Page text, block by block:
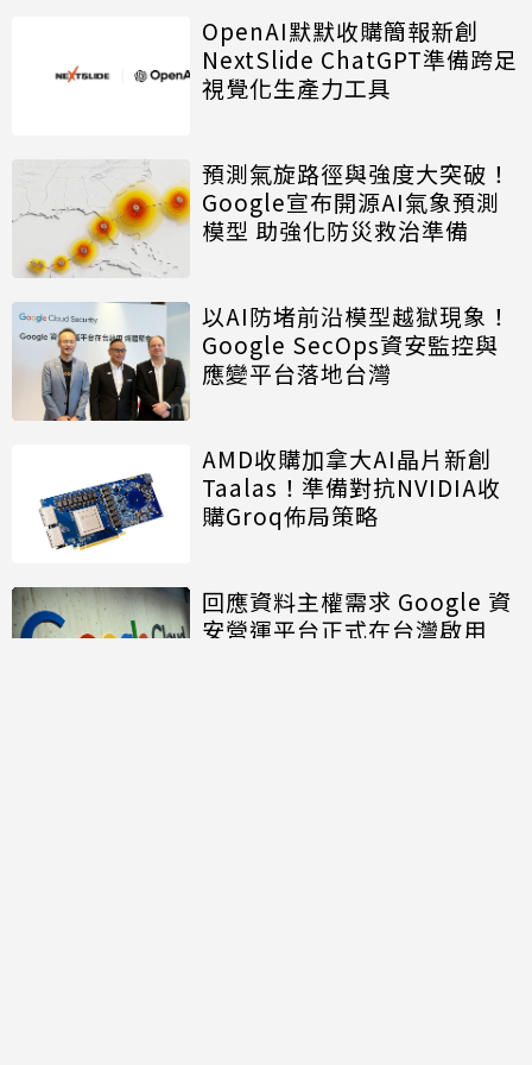
OpenAI默默收購簡報新創
NextSlide ChatGPT準備跨足
視覺化生產力工具
預測氣旋路徑與強度大突破！
Google宣布開源AI氣象預測
模型 助強化防災救治準備
以AI防堵前沿模型越獄現象！
Google SecOps資安監控與
應變平台落地台灣
AMD收購加拿大AI晶片新創
Taalas！準備對抗NVIDIA收
購Groq佈局策略
回應資料主權需求 Google 資
安營運平台正式在台灣啟用